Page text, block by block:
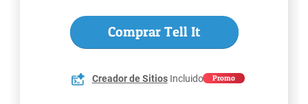
Comprar Tell It
Creador de SitiosIncluido Promo